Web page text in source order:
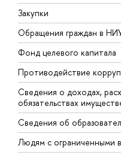
Закупки
Обращения граждан в
Фонд целевого капитала
Противодействие
Сведения о доходах,
обязательствах
Сведения об
Людям с ограниченными